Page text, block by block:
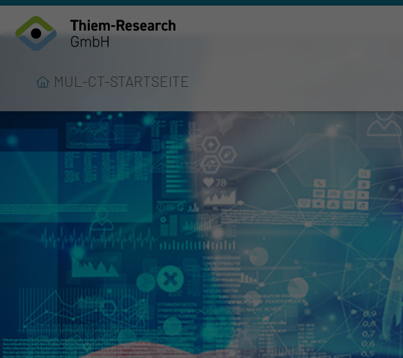
MUL-CT-STARTSEITE